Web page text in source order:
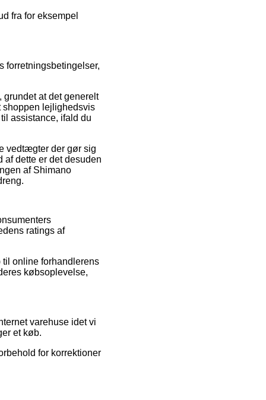
fra for eksempel
forretningsbetingelser,
at det generelt
shoppen lejlighedsvis
assistance, ifald du
vedtægter der gør sig
dette er det desuden
af Shimano
ratings af
online forhandlerens
købsoplevelse,
varehuse idet vi
et køb.
for korrektioner